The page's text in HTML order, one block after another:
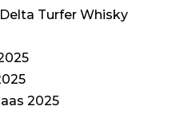
Turfer Whisky
2025